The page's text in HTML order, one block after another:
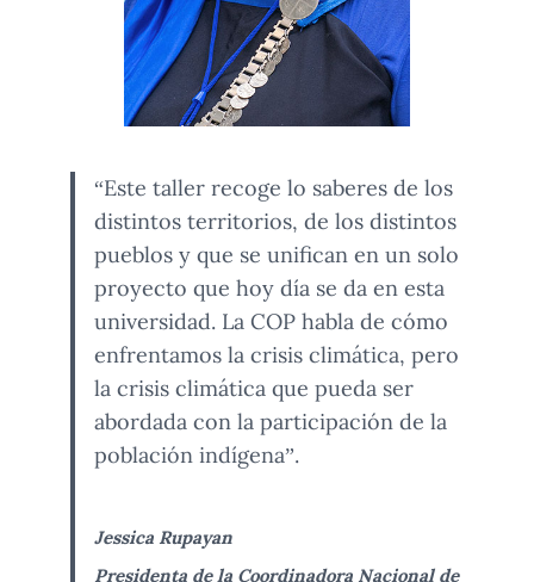
“Este taller recoge lo saberes de los
distintos territorios, de los distintos
pueblos y que se unifican en un solo
proyecto que hoy día se da en esta
universidad. La COP habla de cómo
enfrentamos la crisis climática, pero
la crisis climática que pueda ser
abordada con la participación de la
población indígena”.
Jessica Rupayan
Presidenta de la Coordinadora Nacional de